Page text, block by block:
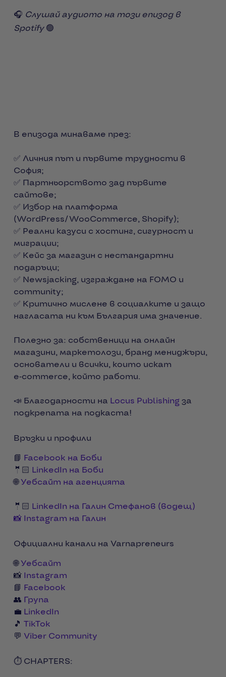
🎧 Слушай аудиото на този епизод в
Spotify🟢
В епизода минаваме през:
✅ Личния път и първите трудности в
София;
✅ Партньорството зад първите
сайтове;
✅ Избор на платформа
(WordPress/WooCommerce, Shopify);
✅ Реални казуси с хостинг, сигурност и
миграции;
✅ Кейс за магазин с нестандартни
подаръци;
✅ Newsjacking, изграждане на FOMO и
community;
✅ Критично мислене в социалките и защо
нагласата ни към България има значение.
Полезно за: собственици на онлайн
магазини, маркетолози, бранд мениджъри,
основатели и всички, които искат
e‑commerce, който работи.
📣 Благодарности на Locus Publishingза
подкрепата на подкаста!
Връзки и профили
📘 Facebook на Боби
🤵🏻 LinkedIn на Боби
🌐Уебсайт на агенцията
🤵🏻 LinkedIn на Галин Стефанов (водещ)
📸 Instagram на Галин
Официални канали на Varnapreneurs
🌐Уебсайт
📸 Instagram
📘 Facebook
👥 Група
💼 LinkedIn
🎵 TikTok
💬 Viber Community
⏱️ CHAPTERS: